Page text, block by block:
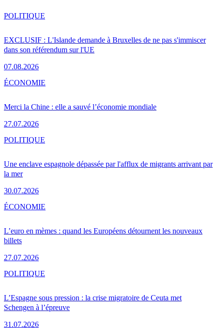
EXCLUSIF : L'Islande demande à Bruxelles de ne pas s'immiscer
dans son référendum sur l'UE
07.08.2026
POLITIQUE
Merci la Chine : elle a sauvé l’économie mondiale
27.07.2026
ÉCONOMIE
Une enclave espagnole dépassée par l'afflux de migrants arrivant par
la mer
30.07.2026
POLITIQUE
L’euro en mèmes : quand les Européens détournent les nouveaux
billets
27.07.2026
ÉCONOMIE
L’Espagne sous pression : la crise migratoire de Ceuta met
Schengen à l’épreuve
31.07.2026
POLITIQUE